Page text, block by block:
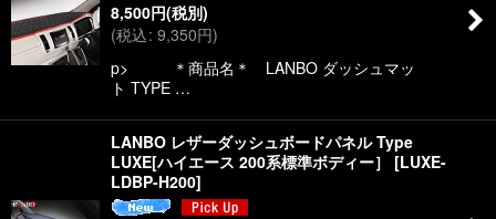
8,500円(税別)
(税込: 9,350円)
p> ＊商品名＊ LANBO ダッシュマッ
ト TYPE …
LANBO レザーダッシュボードパネル Type
LUXE[ハイエース 200系標準ボディー］
[LUXE-
LDBP-H200]